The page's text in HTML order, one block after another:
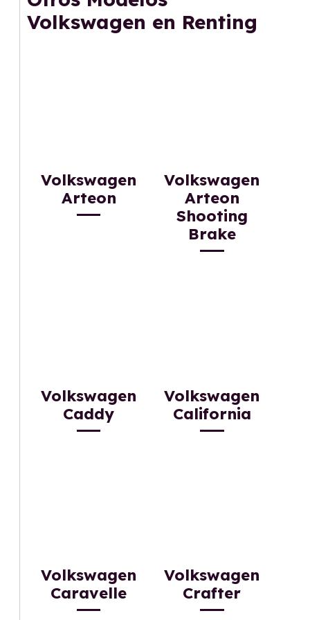
gusta cambiar de coche cada pocos años.
Volkswagen en Renting
Volkswagen
Arteon
Volkswagen
Arteon
Shooting
Brake
Volkswagen
Caddy
Volkswagen
California
Volkswagen
Caravelle
Volkswagen
Crafter